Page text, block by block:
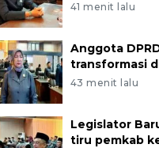
41 menit lalu
Anggota
transformasi
43 menit lalu
Legislator
tiru pemkab